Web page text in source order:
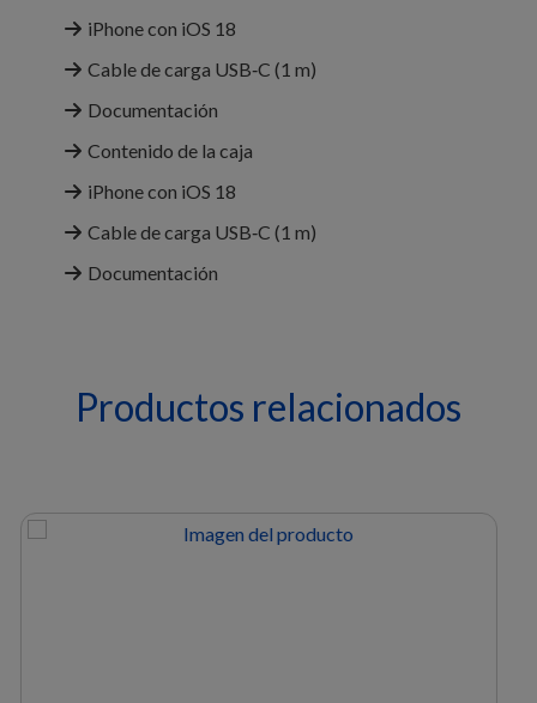
iPhone con iOS 18
Cable de carga USB‑C (1 m)
Documentación
Contenido de la caja
iPhone con iOS 18
Cable de carga USB‑C (1 m)
Documentación
Productos relacionados